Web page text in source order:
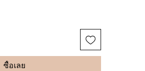
ซื้อเลย